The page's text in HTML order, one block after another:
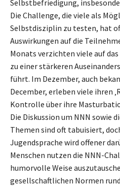
Selbstbefriedigung,
Die Challenge, die viele als
Selbstdisziplin zu testen, hat
Auswirkungen auf die
Monats verzichten viele auf
zu einer stärkeren
führt. Im Dezember, auch
December, erleben viele ihren
Kontrolle über ihre
Die Diskussion um NNN sowie
Themen sind oft tabuisiert,
Jugendsprache wird offener
Menschen nutzen die NNN-
humorvolle Weise
gesellschaftlichen Normen